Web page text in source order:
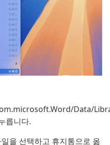
Data/
릅니다.
을 선택하고 휴지통으로 옮